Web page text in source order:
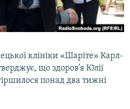
клініки «Шаріте» Карл-
що здоров’я Юлії
понад два тижні